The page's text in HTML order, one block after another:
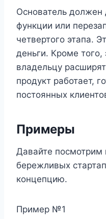
Основатель должен
функции или
четвертого этапа.
деньги. Кроме того,
владельцу
продукт работает,
постоянных
Примеры
Давайте
бережливых
концепцию.
Пример №1